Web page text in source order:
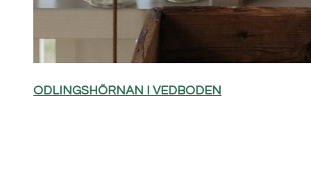
ODLINGSHÖRNAN I VEDBODEN